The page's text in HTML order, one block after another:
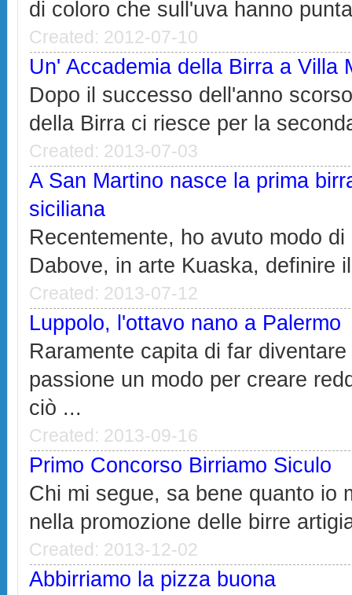
di coloro che sull'uva hanno
Created: 2012-07-10
Un' Accademia della Birra a Villa
Dopo il successo dell'anno
della Birra ci riesce per la
Created: 2013-07-03
A San Martino nasce la prima
siciliana
Recentemente, ho avuto modo
Dabove, in arte Kuaska, definire
Created: 2013-07-12
Luppolo, l'ottavo nano a Palermo
Raramente capita di far
passione un modo per creare
ciò ...
Created: 2013-09-16
Primo Concorso Birriamo Siculo
Chi mi segue, sa bene quanto io
nella promozione delle birre
Created: 2013-12-02
Abbirriamo la pizza buona